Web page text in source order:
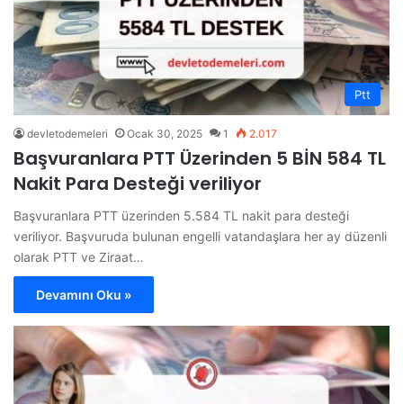
Ptt
devletodemeleri Ocak 30, 2025 1 2.017
Başvuranlara PTT Üzerinden 5 BİN 584 TL
Nakit Para Desteği veriliyor
Başvuranlara PTT üzerinden 5.584 TL nakit para desteği
veriliyor. Başvuruda bulunan engelli vatandaşlara her ay düzenli
olarak PTT ve Ziraat…
Devamını Oku »